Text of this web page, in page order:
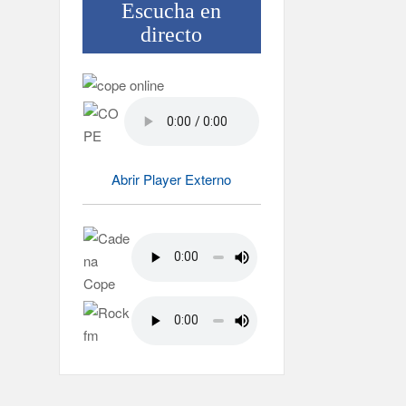
Escucha en
directo
Abrir Player Externo